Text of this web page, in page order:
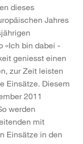
dieses
Jahres
«Ich bin dabei -
geniesst einen
zur Zeit leisten
Einsätze. Diesem
2011
werden
mit
Einsätze in den